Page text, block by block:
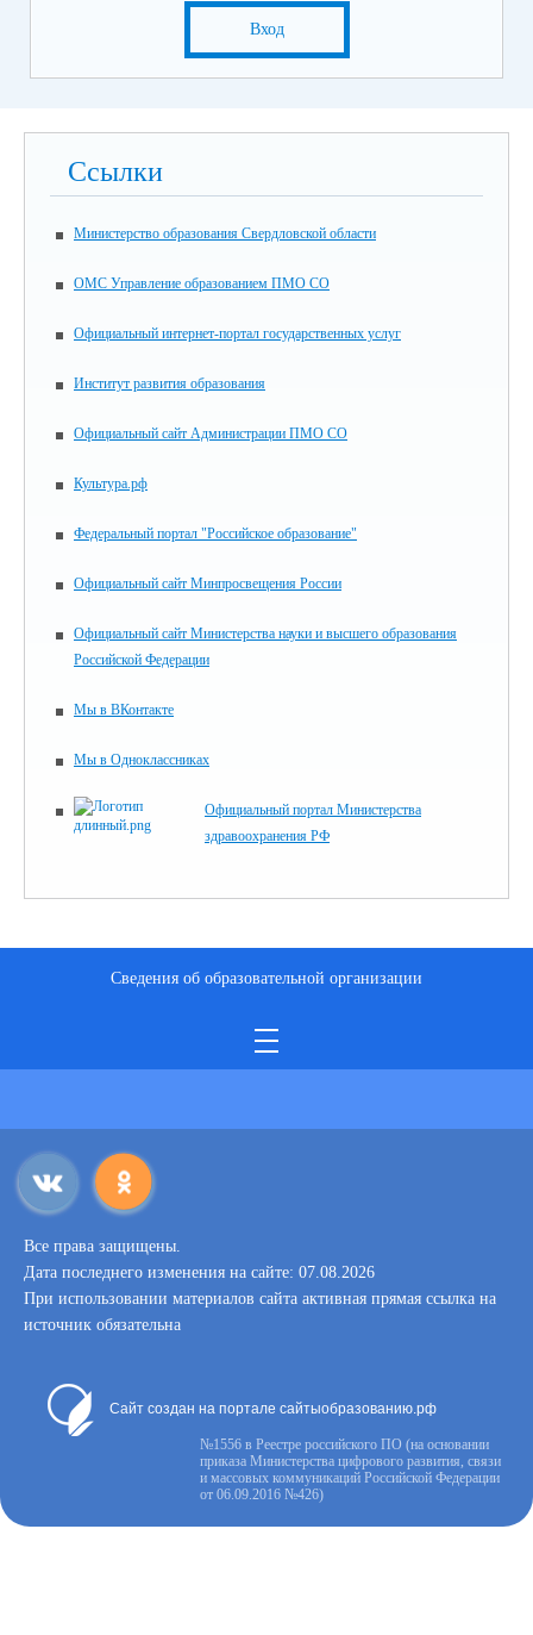
Вход
Ссылки
Министерство образования Свердловской области
ОМС Управление образованием ПМО СО
Официальный интернет-портал государственных услуг
Институт развития образования
Официальный сайт Администрации ПМО СО
Культура.рф
Федеральный портал "Российское образование"
Официальный сайт Минпросвещения России
Официальный сайт Министерства науки и высшего образования
Российской Федерации
Мы в ВКонтакте
Мы в Одноклассниках
Официальный портал Министерства
здравоохранения РФ
Сведения об образовательной организации
Все права защищены.
Дата последнего изменения на сайте: 07.08.2026
При использовании материалов сайта активная прямая ссылка на
источник обязательна
Сайт создан на портале сайтыобразованию.рф
№1556 в Реестре российского ПО (на основании
приказа Министерства цифрового развития, связи
и массовых коммуникаций Российской Федерации
от 06.09.2016 №426)